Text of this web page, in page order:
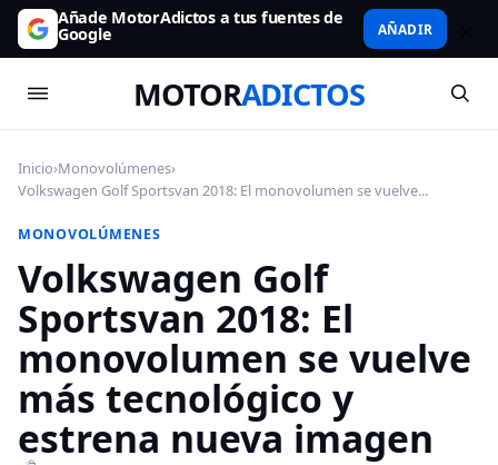
Añade MotorAdictos a tus fuentes de
Google AÑADIR
MOTORADICTOS
Inicio›Monovolúmenes›
Volkswagen Golf Sportsvan 2018: El monovolumen se vuelve...
MONOVOLÚMENES
Volkswagen Golf
Sportsvan 2018: El
monovolumen se vuelve
más tecnológico y
estrena nueva imagen